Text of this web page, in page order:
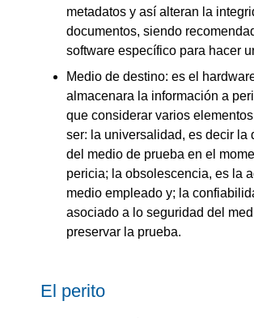
metadatos y así alteran la
documentos, siendo
software específico para hacer
Medio de destino: es el
almacenara la información a
que considerar varios
ser: la universalidad, es decir la
del medio de prueba en el
pericia; la obsolescencia, es la
medio empleado y; la
asociado a lo seguridad del
preservar la prueba.
El perito